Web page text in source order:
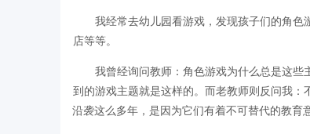
我经常去幼儿园看游戏，发现孩子们的角
店等等。
我曾经询问教师：角色游戏为什么总是这些
到的游戏主题就是这样的。而老教师则反问我
沿袭这么多年，是因为它们有着不可替代的教育